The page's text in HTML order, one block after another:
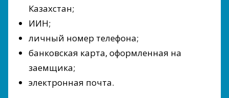
Казахстан;
ИИН;
личный номер телефона;
банковская карта, оформленная на
заемщика;
электронная почта.